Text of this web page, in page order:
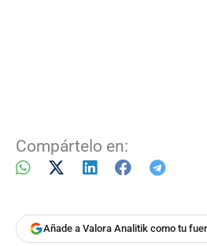
Compártelo en:
Añade a Valora Analitik como tu